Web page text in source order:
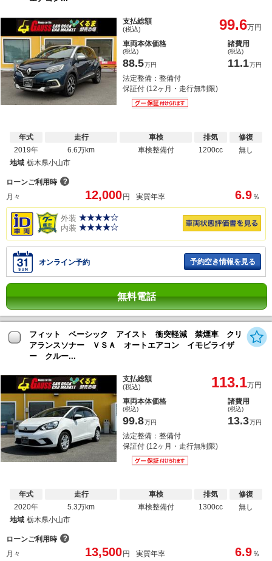
支払総額
(税込) 99.6万円
車両本体価格
(税込)
88.5万円
諸費用
(税込)
11.1万円
法定整備：整備付
保証付 (12ヶ月・走行無制限)
年式
2019年
走行
6.6万km
車検
車検整備付
排気
1200cc
修復
無し
地域 栃木県小山市
ローンご利用時 ？
月々
12,000円 実質年率 6.9 ％
外装
内装
オンライン予約 予約空き情報を見る
無料電話
フィット ベーシック アイスト 衝突軽減 禁煙車 クリ
アランスソナー ＶＳＡ オートエアコン イモビライザ
ー クルー...
支払総額
(税込) 113.1万円
車両本体価格
(税込)
99.8万円
諸費用
(税込)
13.3万円
法定整備：整備付
保証付 (12ヶ月・走行無制限)
年式
2020年
走行
5.3万km
車検
車検整備付
排気
1300cc
修復
無し
地域 栃木県小山市
ローンご利用時 ？
月々
13,500 円 実質年率 6.9 ％